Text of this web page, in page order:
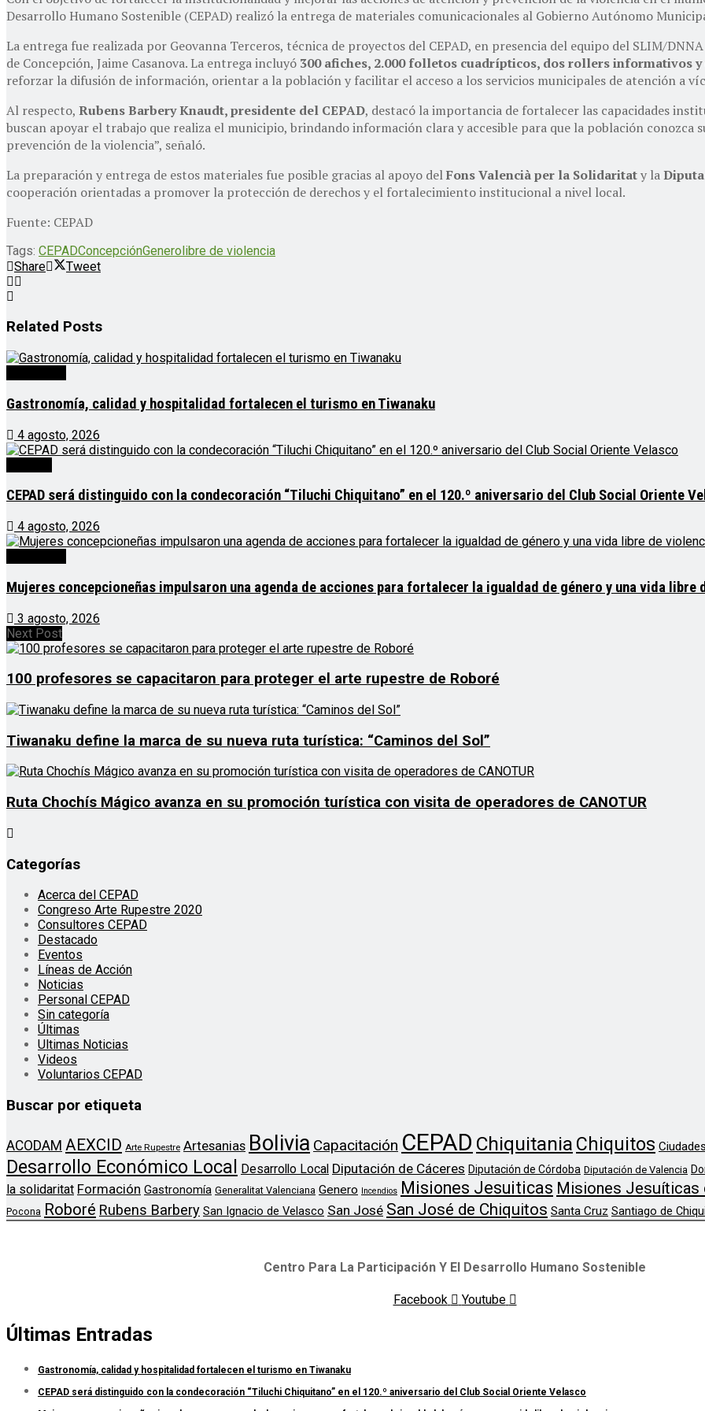
Desarrollo Humano Sostenible (CEPAD) realizó la entrega de materiales comunicacionales al Gobierno Autónomo
La entrega fue realizada por Geovanna Terceros, técnica de proyectos del CEPAD, en presencia del equipo del SLIM/
de Concepción, Jaime Casanova. La entrega incluyó 300 afiches, 2.000 folletos cuadrípticos, dos rollers informativos
reforzar la difusión de información, orientar a la población y facilitar el acceso a los servicios municipales de atención a
Al respecto, Rubens Barbery Knaudt, presidente del CEPAD, destacó la importancia de fortalecer las capacidades
buscan apoyar el trabajo que realiza el municipio, brindando información clara y accesible para que la población conozca
prevención de la violencia”, señaló.
La preparación y entrega de estos materiales fue posible gracias al apoyo delFons Valencià per la Solidaritaty la
cooperación orientadas a promover la protección de derechos y el fortalecimiento institucional a nivel local.
Fuente: CEPAD
Tags: CEPADConcepciónGenerolibre de violencia
Share
Tweet
Related Posts
Gastronomía, calidad y hospitalidad fortalecen el turismo en Tiwanaku
4 agosto, 2026
CEPAD será distinguido con la condecoración “Tiluchi Chiquitano” en el 120.º aniversario del Club Social Oriente
4 agosto, 2026
Mujeres concepcioneñas impulsaron una agenda de acciones para fortalecer la igualdad de género y una vida libre
3 agosto, 2026
Next Post
100 profesores se capacitaron para proteger el arte rupestre de Roboré
Tiwanaku define la marca de su nueva ruta turística: “Caminos del Sol”
Ruta Chochís Mágico avanza en su promoción turística con visita de operadores de CANOTUR
Categorías
Acerca del CEPAD
Congreso Arte Rupestre 2020
Consultores CEPAD
Destacado
Eventos
Líneas de Acción
Noticias
Personal CEPAD
Sin categoría
Últimas
Ultimas Noticias
Videos
Voluntarios CEPAD
Buscar por etiqueta
ACODAM AEXCID Arte Rupestre Artesanias Bolivia Capacitación CEPAD Chiquitania Chiquitos
Desarrollo Económico Local Desarrollo Local Diputación de Cáceres Diputación de Córdoba Diputación de Valencia
la solidaritat Formación Gastronomía Generalitat Valenciana Genero Incendios Misiones Jesuiticas Misiones Jesuíticas
Pocona Roboré Rubens Barbery San Ignacio de Velasco San José San José de Chiquitos Santa Cruz Santiago de
Centro Para La Participación Y El Desarrollo Humano Sostenible
Facebook Youtube
Últimas Entradas
Gastronomía, calidad y hospitalidad fortalecen el turismo en Tiwanaku
CEPAD será distinguido con la condecoración “Tiluchi Chiquitano” en el 120.º aniversario del Club Social Oriente Velasco